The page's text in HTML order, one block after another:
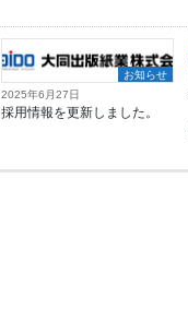
お知らせ
2025年6月27日
採用情報を更新しました。